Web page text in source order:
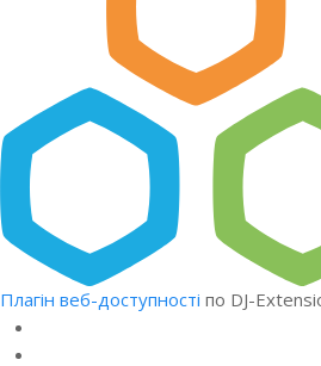
Плагін веб-доступності по DJ-